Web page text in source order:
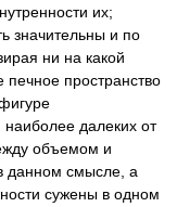
их;
значительны и по
ни на какой
печное пространство
далеких от
объемом и
данном смысле, а
сужены в одном